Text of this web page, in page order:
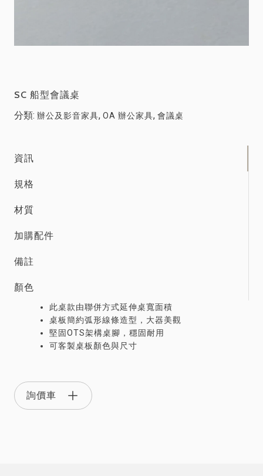
SC 船型會議桌
分類: 辦公及影音家具, OA 辦公家具, 會議桌
資訊
規格
材質
加購配件
備註
顏色
此桌款由聯併方式延伸桌寬面積
桌板簡約弧形線條造型，大器美觀
堅固OTS架構桌腳，穩固耐用
可客製桌板顏色與尺寸
詢價車